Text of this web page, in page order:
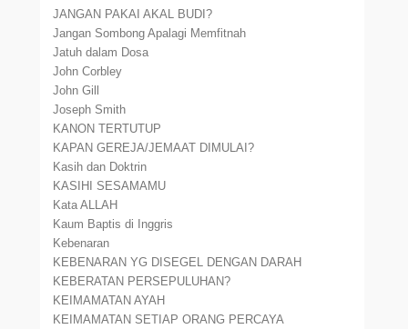
JANGAN PAKAI AKAL BUDI?
Jangan Sombong Apalagi Memfitnah
Jatuh dalam Dosa
John Corbley
John Gill
Joseph Smith
KANON TERTUTUP
KAPAN GEREJA/JEMAAT DIMULAI?
Kasih dan Doktrin
KASIHI SESAMAMU
Kata ALLAH
Kaum Baptis di Inggris
Kebenaran
KEBENARAN YG DISEGEL DENGAN DARAH
KEBERATAN PERSEPULUHAN?
KEIMAMATAN AYAH
KEIMAMATAN SETIAP ORANG PERCAYA